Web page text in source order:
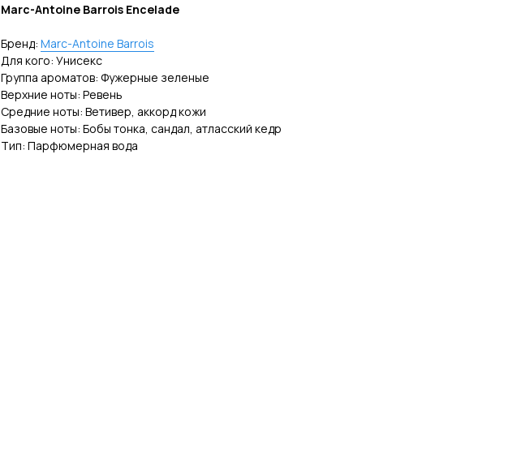
Marc-Antoine Barrois Encelade
Бренд: Marc-Antoine Barrois
Для кого: Унисекс
Группа ароматов: Фужерные зеленые
Верхние ноты: Ревень
Средние ноты: Ветивер, аккорд кожи
Базовые ноты: Бобы тонка, сандал, атласский кедр
Тип: Парфюмерная вода